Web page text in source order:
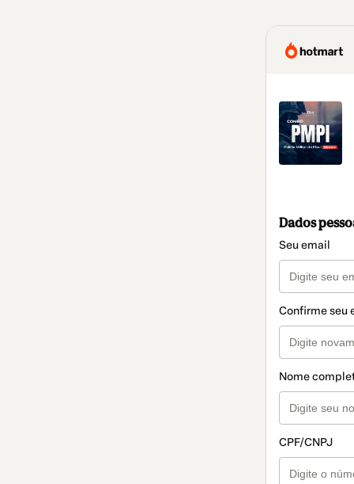
Dados
Seu email
Confirme seu
Nome
CPF/CNPJ